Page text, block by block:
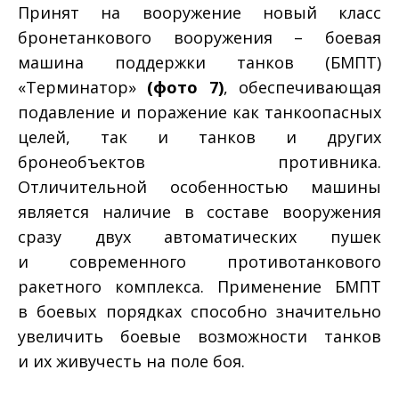
Принят на вооружение новый класс
бронетанкового вооружения – боевая
машина поддержки танков (БМПТ)
«Терминатор» (фото 7), обеспечивающая
подавление и поражение как танкоопасных
целей, так и танков и других
бронеобъектов противника.
Отличительной особенностью машины
является наличие в составе вооружения
сразу двух автоматических пушек
и современного противотанкового
ракетного комплекса. Применение БМПТ
в боевых порядках способно значительно
увеличить боевые возможности танков
и их живучесть на поле боя.